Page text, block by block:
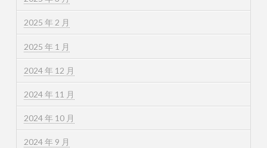
2025 年 2 月
2025 年 1 月
2024 年 12 月
2024 年 11 月
2024 年 10 月
2024 年 9 月